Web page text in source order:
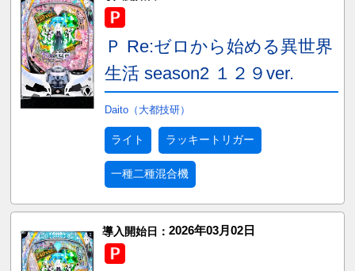
Ｐ Re:ゼロから始める異世界
生活 season2 １２９ver.
Daito（大都技研）
ライト ラッキートリガー
一種二種混合機
導入開始日： 2026年03月02日